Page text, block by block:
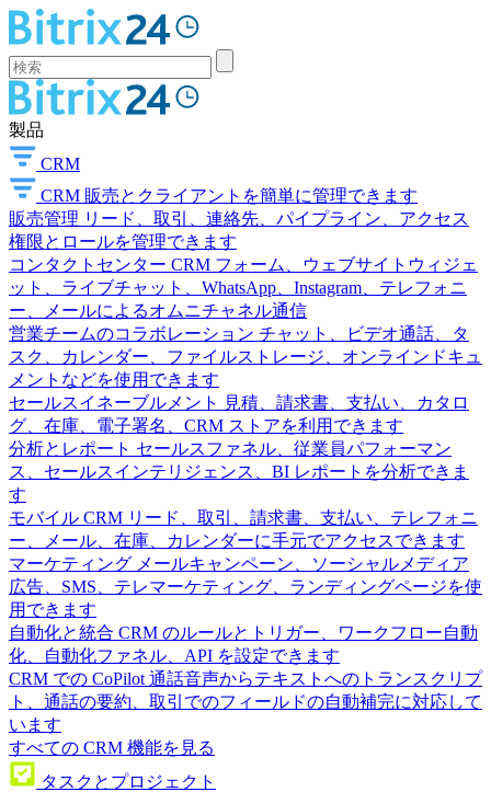
製品
CRM
CRM 販売とクライアントを簡単に管理できます
販売管理 リード、取引、連絡先、パイプライン、アクセス
権限とロールを管理できます
コンタクトセンター CRM フォーム、ウェブサイトウィジェ
ット、ライブチャット、WhatsApp、Instagram、テレフォニ
ー、メールによるオムニチャネル通信
営業チームのコラボレーション チャット、ビデオ通話、タ
スク、カレンダー、ファイルストレージ、オンラインドキュ
メントなどを使用できます
セールスイネーブルメント
見積、請求書、支払い、カタロ
グ、在庫、電子署名、CRM ストアを利用できます
分析とレポート セールスファネル、従業員パフォーマン
ス、セールスインテリジェンス、BI レポートを分析できま
す
モバイル CRM リード、取引、請求書、支払い、テレフォニ
ー、メール、在庫、カレンダーに手元でアクセスできます
マーケティング メールキャンペーン、ソーシャルメディア
広告、SMS、テレマーケティング、ランディングページを使
用できます
自動化と統合 CRM のルールとトリガー、ワークフロー自動
化、自動化ファネル、API を設定できます
CRM での CoPilot 通話音声からテキストへのトランスクリプ
ト、通話の要約、取引でのフィールドの自動補完に対応して
います
すべての CRM 機能を見る
タスクとプロジェクト